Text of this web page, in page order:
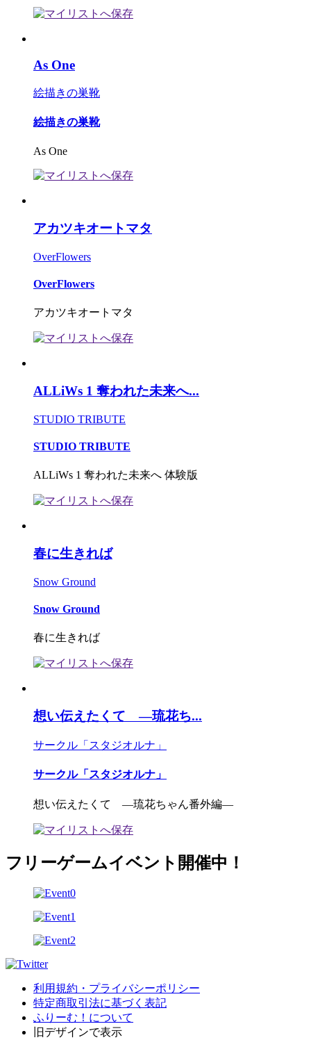
As One
絵描きの巣靴
絵描きの巣靴
As One
アカツキオートマタ
OverFlowers
OverFlowers
アカツキオートマタ
ALLiWs 1 奪われた未来へ...
STUDIO TRIBUTE
STUDIO TRIBUTE
ALLiWs 1 奪われた未来へ 体験版
春に生きれば
Snow Ground
Snow Ground
春に生きれば
想い伝えたくて ―琉花ち...
サークル「スタジオルナ」
サークル「スタジオルナ」
想い伝えたくて ―琉花ちゃん番外編―
フリーゲームイベント開催中！
利用規約・プライバシーポリシー
特定商取引法に基づく表記
ふりーむ！について
旧デザインで表示